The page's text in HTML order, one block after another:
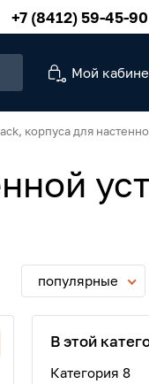
+7 (8412) 59-45-90
Мой
корпуса для
популярные
В этой
Категория 8